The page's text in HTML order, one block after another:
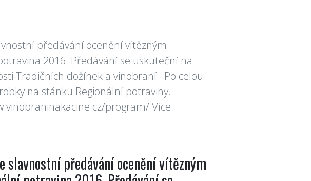
předávání ocenění vítězným
2016. Předávání se uskuteční na
Tradičních dožínek a vinobraní. Po celou
na stánku Regionální potraviny.
program/ Více
slavnostní předávání ocenění vítězným